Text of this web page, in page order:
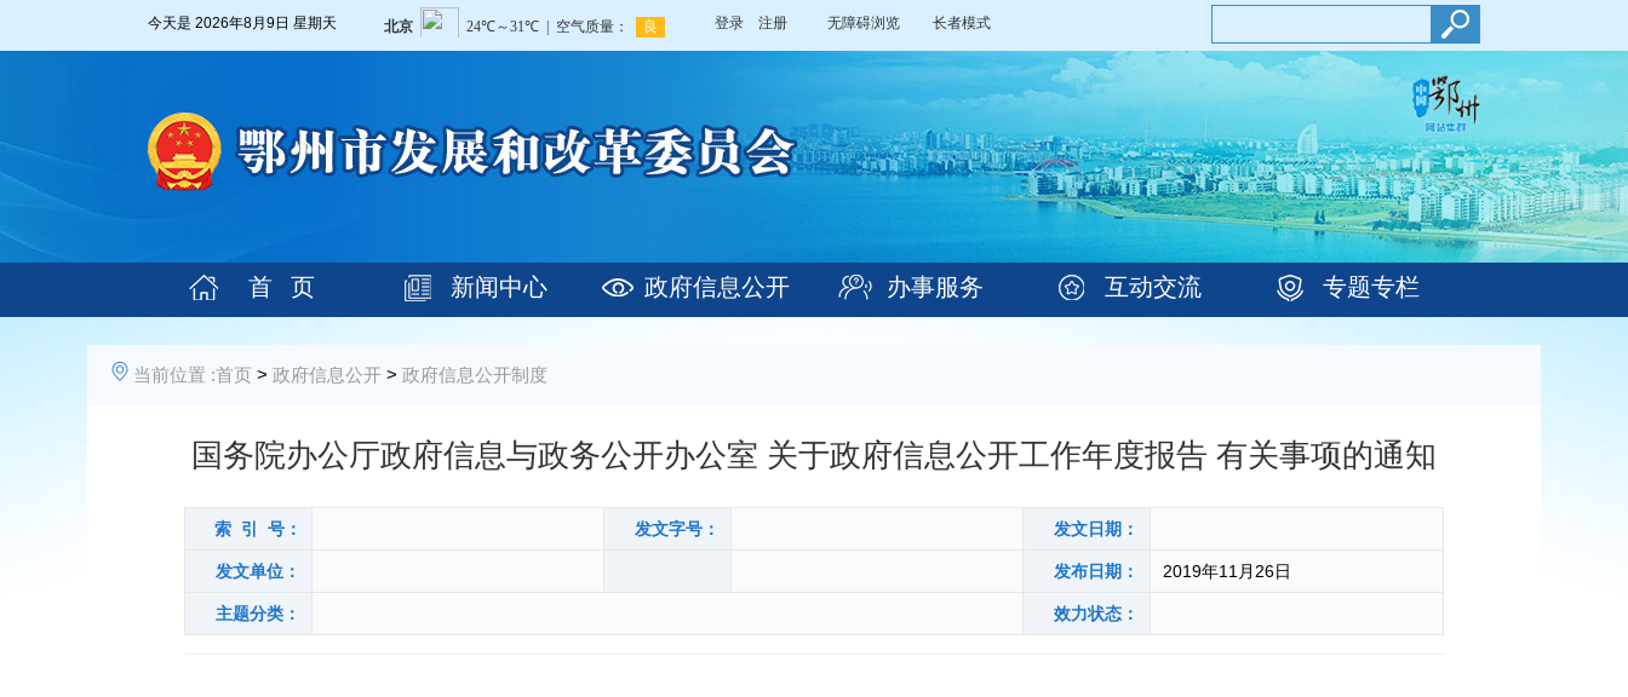
今天是 2026年8月9日 星期天 登录 注册 无障碍浏览 长者模式
首 页 新闻中心 政府信息公开 办事服务 互动交流 专题专栏
当前位置 :首页 > 政府信息公开 > 政府信息公开制度
国务院办公厅政府信息与政务公开办公室 关于政府信息公开工作年度报告 有关事项的通知
索 引 号： 发文字号： 发文日期：
发文单位： 发布日期： 2019年11月26日
主题分类： 效力状态：